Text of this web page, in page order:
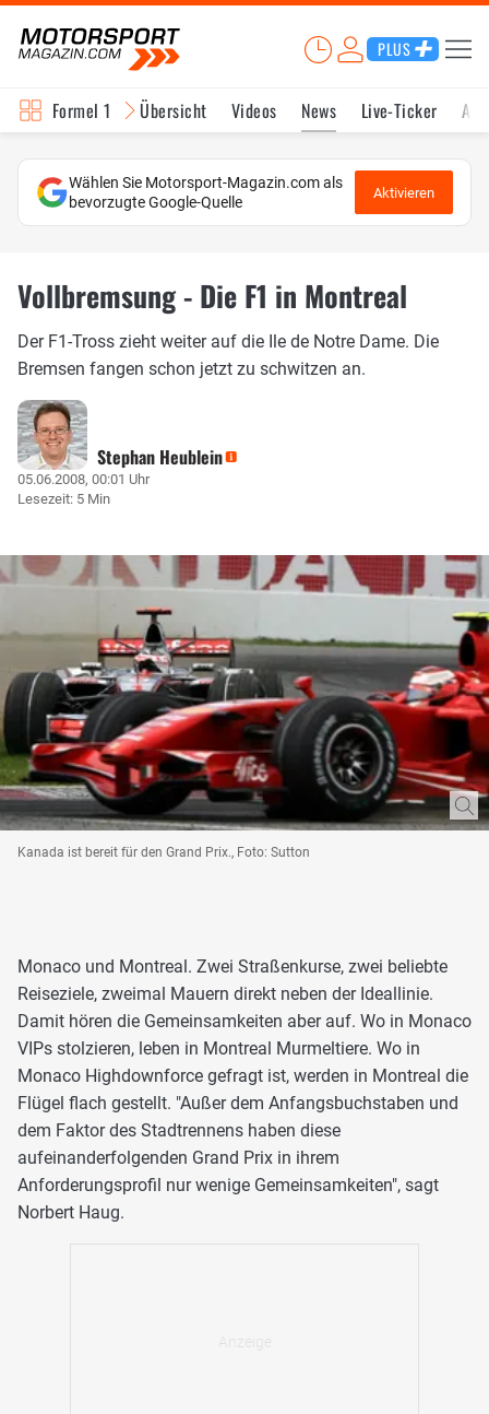
PLUS
Formel 1 Übersicht Videos News Live-Ticker
Wählen Sie Motorsport-Magazin.com als
bevorzugte Google-Quelle
Aktivieren
Vollbremsung - Die F1 in Montreal
Der F1-Tross zieht weiter auf die Ile de Notre Dame. Die
Bremsen fangen schon jetzt zu schwitzen an.
Stephan Heublein
05.06.2008, 00:01 Uhr
Lesezeit: 5 Min
Kanada ist bereit für den Grand Prix., Foto: Sutton
Monaco und Montreal. Zwei Straßenkurse, zwei beliebte
Reiseziele, zweimal Mauern direkt neben der Ideallinie.
Damit hören die Gemeinsamkeiten aber auf. Wo in Monaco
VIPs stolzieren, leben in Montreal Murmeltiere. Wo in
Monaco Highdownforce gefragt ist, werden in Montreal die
Flügel flach gestellt. "Außer dem Anfangsbuchstaben und
dem Faktor des Stadtrennens haben diese
aufeinanderfolgenden Grand Prix in ihrem
Anforderungsprofil nur wenige Gemeinsamkeiten", sagt
Norbert Haug.